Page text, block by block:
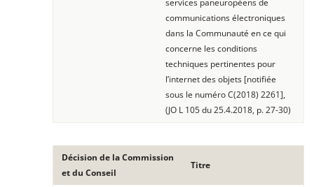
communications électroniques
dans la Communauté en ce qui
concerne les conditions
techniques pertinentes pour
l’internet des objets [notifiée
sous le numéro C(2018) 2261],
(JO L 105 du 25.4.2018, p. 27-30)
Décision de la Commission
et du Conseil
Titre